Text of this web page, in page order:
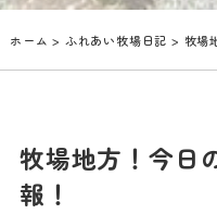
ホーム > ふれあい牧場日記 > 牧場
牧場地方！今日
報！